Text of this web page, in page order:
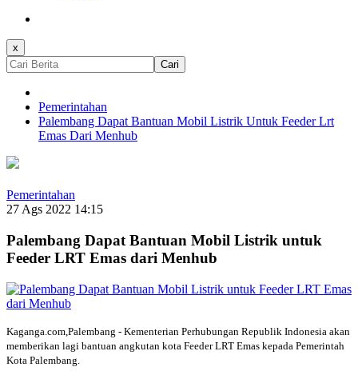
x
Cari
Pemerintahan
Palembang Dapat Bantuan Mobil Listrik Untuk Feeder Lrt
Emas Dari Menhub
Pemerintahan
27 Ags 2022 14:15
Palembang Dapat Bantuan Mobil Listrik untuk
Feeder LRT Emas dari Menhub
Kaganga.com,Palembang - Kementerian Perhubungan Republik Indonesia akan
memberikan lagi bantuan angkutan kota Feeder LRT Emas kepada Pemerintah
Kota Palembang.